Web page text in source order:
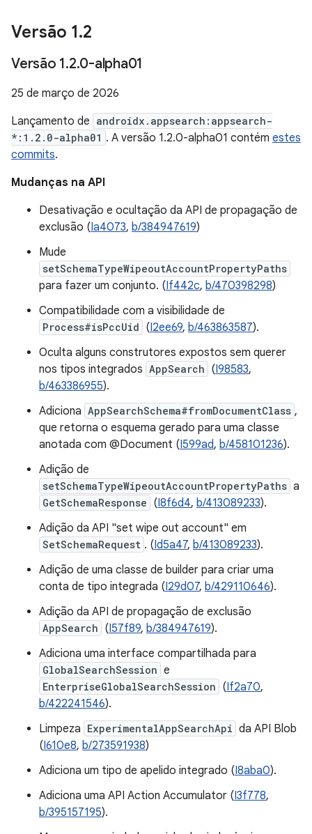
Versão 1.2
Versão 1.2.0-alpha01
25 de março de 2026
Lançamento de androidx.appsearch:appsearch-
*:1.2.0-alpha01 . A versão 1.2.0-alpha01 contém estes
commits.
Mudanças na API
Desativação e ocultação da API de propagação de
exclusão (Ia4073, b/384947619)
Mude
setSchemaTypeWipeoutAccountPropertyPaths
para fazer um conjunto. (If442c, b/470398298)
Compatibilidade com a visibilidade de
Process#isPccUid (I2ee69, b/463863587).
Oculta alguns construtores expostos sem querer
nos tipos integrados AppSearch (I98583,
b/463386955).
Adiciona AppSearchSchema#fromDocumentClass ,
que retorna o esquema gerado para uma classe
anotada com @Document (I599ad, b/458101236).
Adição de
setSchemaTypeWipeoutAccountPropertyPaths a
GetSchemaResponse (I8f6d4, b/413089233).
Adição da API "set wipe out account" em
SetSchemaRequest . (Id5a47, b/413089233).
Adição de uma classe de builder para criar uma
conta de tipo integrada (I29d07, b/429110646).
Adição da API de propagação de exclusão
AppSearch (I57f89, b/384947619).
Adiciona uma interface compartilhada para
GlobalSearchSession e
EnterpriseGlobalSearchSession (If2a70,
b/422241546).
Limpeza ExperimentalAppSearchApi da API Blob
(I610e8, b/273591938)
Adiciona um tipo de apelido integrado (I8aba0).
Adiciona uma API Action Accumulator (I3f778,
b/395157195).